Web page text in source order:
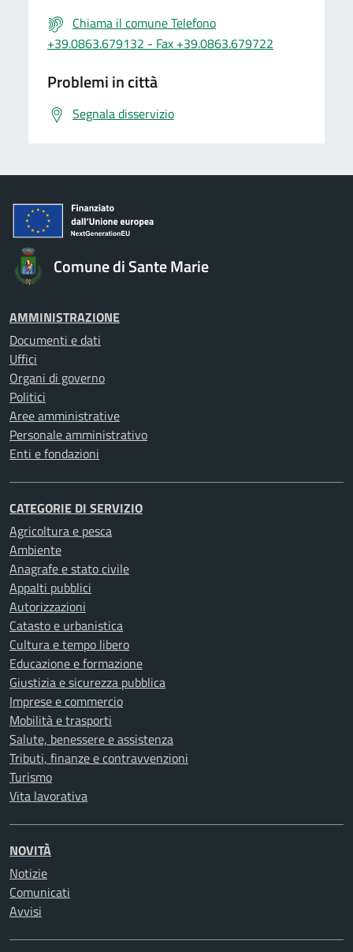
Chiama il comune Telefono
+39.0863.679132 - Fax +39.0863.679722
Problemi in città
Segnala disservizio
Comune di Sante Marie
AMMINISTRAZIONE
Documenti e dati
Uffici
Organi di governo
Politici
Aree amministrative
Personale amministrativo
Enti e fondazioni
CATEGORIE DI SERVIZIO
Agricoltura e pesca
Ambiente
Anagrafe e stato civile
Appalti pubblici
Autorizzazioni
Catasto e urbanistica
Cultura e tempo libero
Educazione e formazione
Giustizia e sicurezza pubblica
Imprese e commercio
Mobilità e trasporti
Salute, benessere e assistenza
Tributi, finanze e contravvenzioni
Turismo
Vita lavorativa
NOVITÀ
Notizie
Comunicati
Avvisi